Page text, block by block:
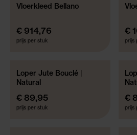
Vloerkleed Bellano
€ 914,76
prijs per stuk
€
prijs
NIEUWE COLLECTIE
Loper Jute Bouclé |
Natural
€ 89,95
prijs per stuk
€
prijs